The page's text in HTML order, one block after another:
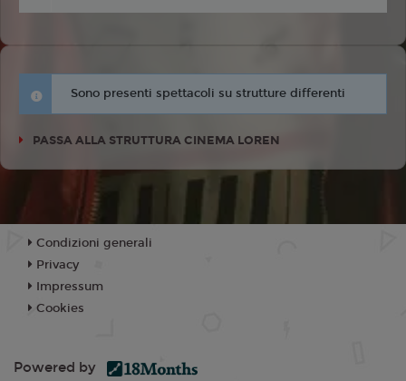
Sono presenti spettacoli su strutture differenti
PASSA ALLA STRUTTURA CINEMA LOREN
Condizioni generali
Privacy
Impressum
Cookies
Powered by